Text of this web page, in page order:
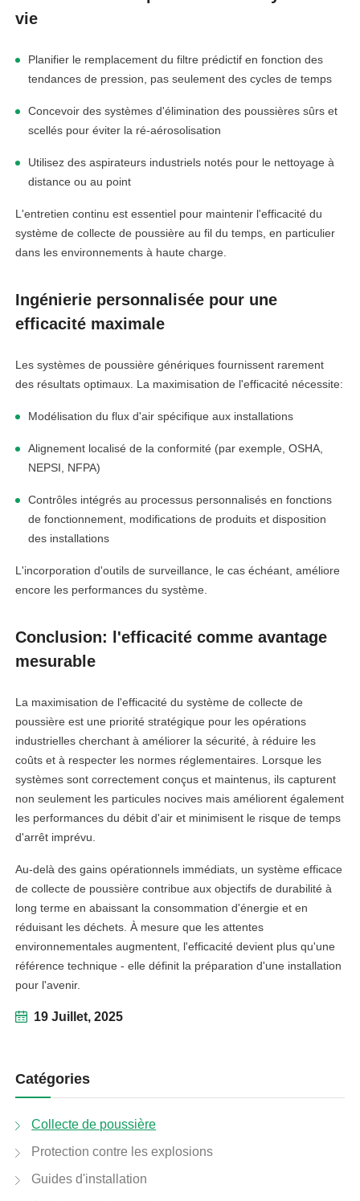
19 Juillet, 2025
Catégories
Collecte de poussière
Protection contre les explosions
Guides d'installation
twitter
vie
Planifier le remplacement du filtre prédictif en fonction des
tendances de pression, pas seulement des cycles de temps
Concevoir des systèmes d'élimination des poussières sûrs et
scellés pour éviter la ré-aérosolisation
Utilisez des aspirateurs industriels notés pour le nettoyage à
distance ou au point
L'entretien continu est essentiel pour maintenir l'efficacité du
système de collecte de poussière au fil du temps, en particulier
dans les environnements à haute charge.
Ingénierie personnalisée pour une
efficacité maximale
Les systèmes de poussière génériques fournissent rarement
des résultats optimaux. La maximisation de l'efficacité nécessite:
Modélisation du flux d'air spécifique aux installations
Alignement localisé de la conformité (par exemple, OSHA,
NEPSI, NFPA)
Contrôles intégrés au processus personnalisés en fonctions
de fonctionnement, modifications de produits et disposition
des installations
L'incorporation d'outils de surveillance, le cas échéant, améliore
encore les performances du système.
Conclusion: l'efficacité comme avantage
mesurable
La maximisation de l'efficacité du système de collecte de
poussière est une priorité stratégique pour les opérations
industrielles cherchant à améliorer la sécurité, à réduire les
coûts et à respecter les normes réglementaires. Lorsque les
systèmes sont correctement conçus et maintenus, ils capturent
non seulement les particules nocives mais améliorent également
les performances du débit d'air et minimisent le risque de temps
d'arrêt imprévu.
Au-delà des gains opérationnels immédiats, un système efficace
de collecte de poussière contribue aux objectifs de durabilité à
long terme en abaissant la consommation d'énergie et en
réduisant les déchets. À mesure que les attentes
environnementales augmentent, l'efficacité devient plus qu'une
référence technique - elle définit la préparation d'une installation
pour l'avenir.